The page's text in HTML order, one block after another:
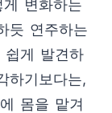
변화하는
듯 연주하는
쉽게 발견하
하기보다는,
몸을 맡겨